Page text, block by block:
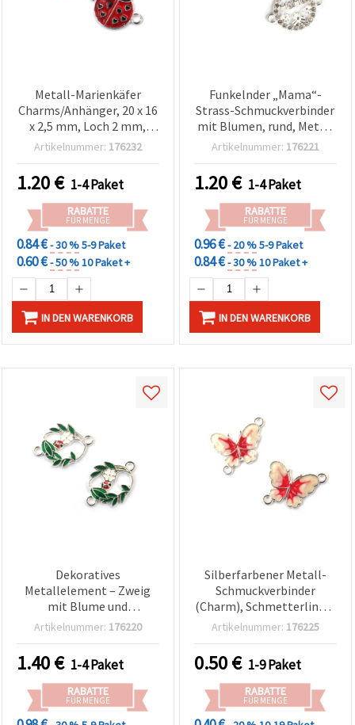
Metall-Marienkäfer
Charms/Anhänger, 20 x 16
x 2,5 mm, Loch 2 mm,
silberfarben, 5er-Set, für
Artikelnummer: 176232
1.20€ 1-4 Paket
RABATTE
FÜR MENGE
0.84 €- 30 %5-9 Paket
0.60 €- 50 %10 Paket +
IN DEN WARENKORB
Funkelnder „Mama“-
Strass-Schmuckverbinder
mit Blumen, rund, Metall
silberfarben, 22×16×2
Artikelnummer: 176221
1.20€ 1-4 Paket
RABATTE
FÜR MENGE
0.96 €- 20 %5-9 Paket
0.84 €- 30 %10 Paket +
IN DEN WARENKORB
Dekoratives
Metallelement – Zweig
mit Blume und
Marienkäfer, 22x16x2 mm,
– 5 Stück
Artikelnummer: 176220
1.40€ 1-4 Paket
RABATTE
FÜR MENGE
Silberfarbener Metall-
Schmuckverbinder
(Charm), Schmetterlings-
Design, 23 x 15 x 2 mm,
Artikelnummer: 176225
0.50€ 1-9 Paket
RABATTE
FÜR MENGE